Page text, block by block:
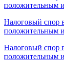
положительным
Налоговый спор
положительным
Налоговый спор
положительным